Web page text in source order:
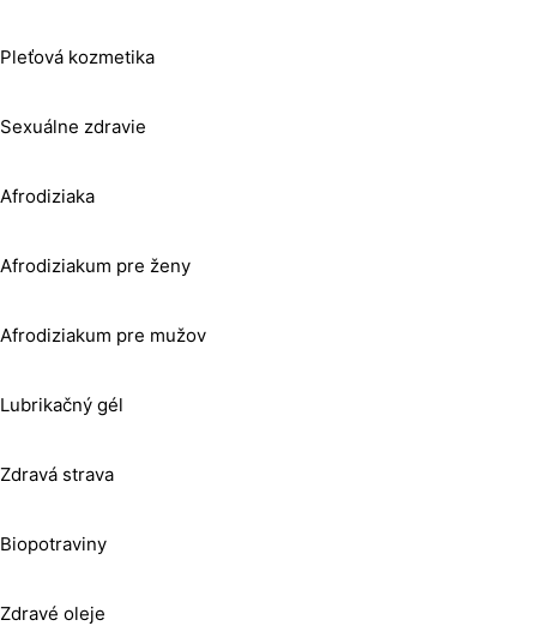
Pleťová kozmetika
Sexuálne zdravie
Afrodiziaka
Afrodiziakum pre ženy
Afrodiziakum pre mužov
Lubrikačný gél
Zdravá strava
Biopotraviny
Zdravé oleje